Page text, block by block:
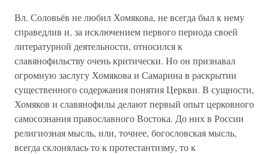
Вл. Соловьёв не любил Хомякова, не всегда был к нему
справедлив и, за исключением первого периода своей
литературной деятельности, относился к
славянофильству очень критически. Но он признавал
огромную заслугу Хомякова и Самарина в раскрытии
существенного содержания понятия Церкви. В сущности,
Хомяков и славянофилы делают первый опыт церковного
самосознания православного Востока. До них в России
религиозная мысль, или, точнее, богословская мысль,
всегда склонялась то к протестантизму, то к